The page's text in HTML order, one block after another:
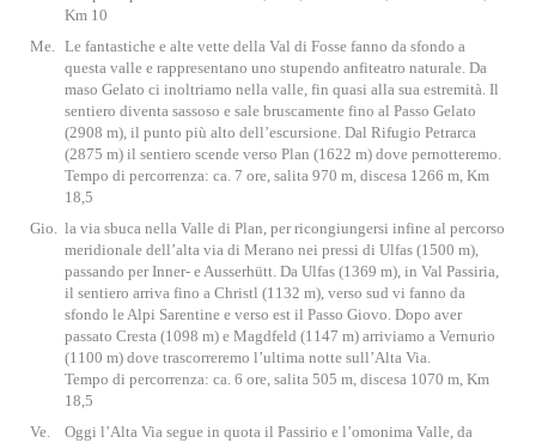
Km 10
Me. Le fantastiche e alte vette della Val di Fosse fanno da sfondo a
questa valle e rappresentano uno stupendo anfiteatro naturale. Da
maso Gelato ci inoltriamo nella valle, fin quasi alla sua estremità. Il
sentiero diventa sassoso e sale bruscamente fino al Passo Gelato
(2908 m), il punto più alto dell’escursione. Dal Rifugio Petrarca
(2875 m) il sentiero scende verso Plan (1622 m) dove pernotteremo.
Tempo di percorrenza: ca. 7 ore, salita 970 m, discesa 1266 m, Km
18,5
Gio. la via sbuca nella Valle di Plan, per ricongiungersi infine al percorso
meridionale dell’alta via di Merano nei pressi di Ulfas (1500 m),
passando per Inner- e Ausserhütt. Da Ulfas (1369 m), in Val Passiria,
il sentiero arriva fino a Christl (1132 m), verso sud vi fanno da
sfondo le Alpi Sarentine e verso est il Passo Giovo. Dopo aver
passato Cresta (1098 m) e Magdfeld (1147 m) arriviamo a Vernurio
(1100 m) dove trascorreremo l’ultima notte sull’Alta Via.
Tempo di percorrenza: ca. 6 ore, salita 505 m, discesa 1070 m, Km
18,5
Ve.
Oggi l’Alta Via segue in quota il Passirio e l’omonima Valle, da